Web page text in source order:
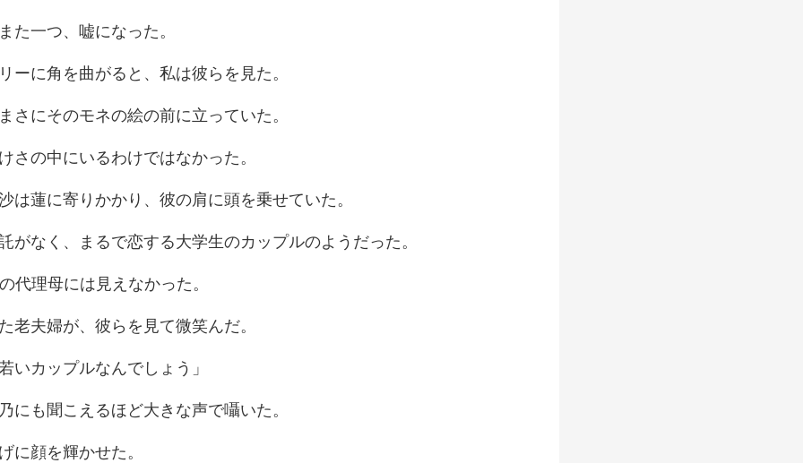
た一つ、
ーに角を曲がると
さにそのモネの絵
さの中にいる
蓮に寄りかかり、彼
、まるで恋する大学生の
代理母には
老夫婦が、彼
いカップ
にも聞こえるほど
に顔